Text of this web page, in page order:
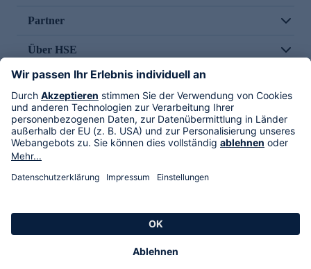
Partner
Über HSE
Im TV
HSE International